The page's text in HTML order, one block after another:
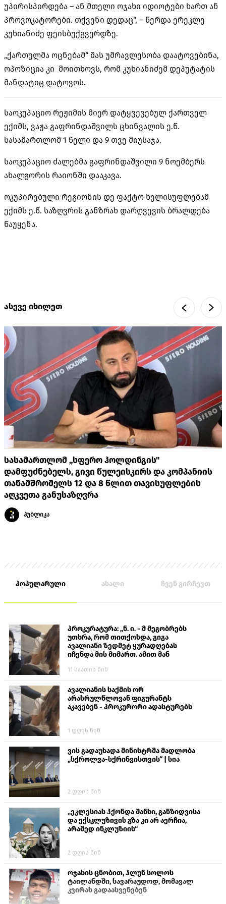
უპირისპირდება – ან მთელი ოჯახი იდიოტები ხართ ან
პროვოკატორები. თქვენი დედაც“, – წერდა ერეკლე
კუხიანიძე ფეისბუქგვერდზე.
„ქართულმა ოცნებამ“ მას უმრავლესობა დაატოვებინა,
ოპოზიცია კი მოითხოვს, რომ კუხიანიძემ დეპუტატის
მანდატიც დატოვოს.
საოკუპაციო რეჟიმის მიერ დატყვევებულ ქართველ
ექიმს, ვაჟა გაფრინდაშვილს ცხინვალის ე.წ.
სასამართლომ 1 წელი და 9 თვე მიუსაჯა.
საოკუპაციო ძალებმა გაფრინდაშვილი 9 ნოემბერს
ახალგორის რაიონში დააკავა.
ოკუპირებული რეგიონის დე ფაქტო ხელისუფლებამ
ექიმს ე.წ. საზღვრის განზრახ დარღვევის ბრალდება
წაუყენა.
ასევე იხილეთ
სასამართლომ „სფერო ჰოლდინგის"
დამფუძნებელს, გივი წულეისკირს და კომპანიის
თანამშრომელს 12 და 8 წლით თავისუფლების
აღკვეთა განუსაზღვრა
პუბლიკა
პოპულარული ახალი ჩვენ გირჩევთ
პროკურატურა: „ნ. ი. - მ მეგობრებს
უთხრა, რომ თითქოსდა, გიგა
ავალიანი ზედმეტ ყურადღებას
იჩენდა მის მიმართ. ამით მან
თავს დასხმოდა გიგა ავალიანს“
11 საათის წინ
ავალიანის საქმის ორ
არასრულწლოვან ფიგურანტს
აკავებენ - პროკურორი ადასტურებს
1 დღის წინ
ვის გადაუხადა მინისტრმა მადლობა
„სქროლვა-სქრინვისთვის“ | სია
2 დღის წინ
„ეკლესიას ჰქონდა შანსი, განზიდვისა
და ექსკლუზივის გზა კი არ აერჩია,
არამედ ინკლუზიის“
2 დღის წინ
ოჯახის ცნობით, ჰლუნ სოლოს
ტაილანდში, სავარაუდოდ, მომავალ
კვირას გადაასვენებენ